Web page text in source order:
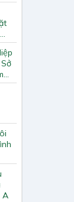
A